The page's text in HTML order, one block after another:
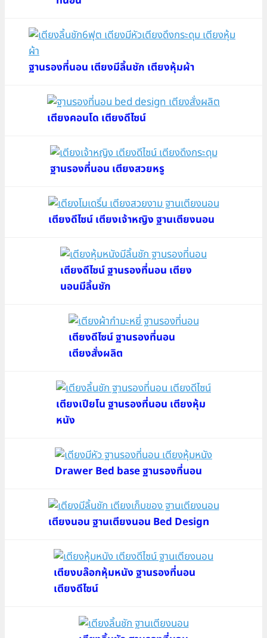
ฐานรองที่นอน เตียงมีลิ้นชัก เตียงหุ้มผ้า
เตียงคอนโด เตียงดีไซน์
ฐานรองที่นอน เตียงสวยหรู
เตียงดีไซน์ เตียงเจ้าหญิง ฐานเตียงนอน
เตียงดีไซน์ ฐานรองที่นอน เตียง
นอนมีลิ้นชัก
เตียงดีไซน์ ฐานรองที่นอน
เตียงสั่งผลิต
เตียงเปียโน ฐานรองที่นอน เตียงหุ้ม
หนัง
Drawer Bed base ฐานรองที่นอน
เตียงนอน ฐานเตียงนอน Bed Design
เตียงบล๊อกหุ้มหนัง ฐานรองที่นอน
เตียงดีไซน์